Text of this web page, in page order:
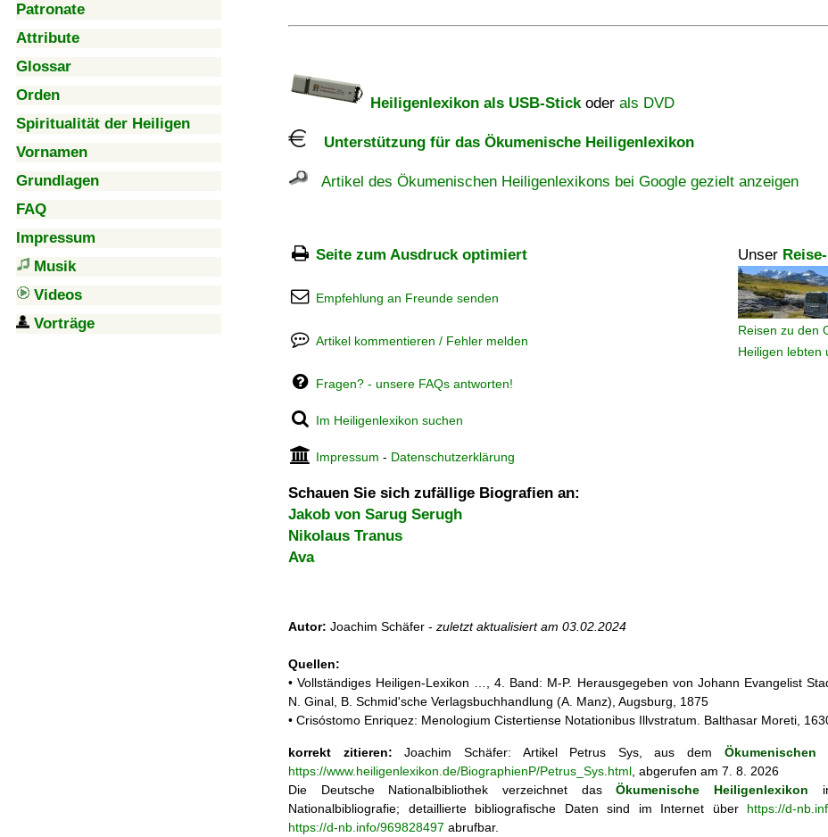
Patronate
Attribute
Glossar
Orden
Spiritualität der Heiligen
Vornamen
Grundlagen
FAQ
Impressum
Musik
Videos
Vorträge
Heiligenlexikon als USB-Stickoder als DVD
Unterstützung für das Ökumenische Heiligenlexikon
Artikel des Ökumenischen Heiligenlexikons bei Google gezielt anzeigen
Seite zum Ausdruck optimiert Unser
Reisen zu den
Heiligen lebten
Empfehlung an Freunde senden
Artikel kommentieren / Fehler melden
Fragen? - unsere FAQs antworten!
Im Heiligenlexikon suchen
Impressum - Datenschutzerklärung
Schauen Sie sich zufällige Biografien an:
Jakob von Sarug Serugh
Nikolaus Tranus
Ava
Autor: Joachim Schäfer - zuletzt aktualisiert am 03.02.2024
Quellen:
• Vollständiges Heiligen-Lexikon …, 4. Band: M-P. Herausgegeben von Johann Evangelist
N. Ginal, B. Schmid'sche Verlagsbuchhandlung (A. Manz), Augsburg, 1875
• Crisóstomo Enriquez: Menologium Cistertiense Notationibus Illvstratum. Balthasar Moreti,
korrekt zitieren: Joachim Schäfer: Artikel Petrus Sys, aus dem Ökumenischen
https://www.heiligenlexikon.de/BiographienP/Petrus_Sys.html , abgerufen am 7. 8. 2026
Die Deutsche Nationalbibliothek verzeichnet dasÖkumenische Heiligenlexikon
Nationalbibliografie; detaillierte bibliografische Daten sind im Internet über https://d-
https://d-nb.info/969828497 abrufbar.